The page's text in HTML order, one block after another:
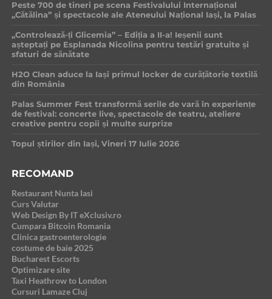
Peste 700 de tineri pe scena Festivalului Internațional
„Cătălina” și spectacole ale Ateneului Național Iași, la Palas
„Controlează-ți Glicemia” – Ediția a II-a! Ieșenii sunt
așteptați pe Esplanada Nicolina pentru testări gratuite și
sfaturi de sănătate
H2O Clean aduce la Iași primul locker de curățătorie textilă
din România
Palas Summer Fest transformă serile de vară în experiențe
de festival: concerte live, spectacole de teatru, ateliere
creative pentru copii și multe surprize
Topul știrilor din Iași, Vineri 17 Iulie 2026
RECOMAND
Restaurant Nunta Iasi
Curs Valutar
Web Design By IT eXclusiv.ro
Cumpara Bitcoin Romania
Clinica gastroenterologie
costume de baie 2025
Bucharest Escorts
Optimizare site
Taxi Heathrow to London
Cursuri Lamaze Cluj